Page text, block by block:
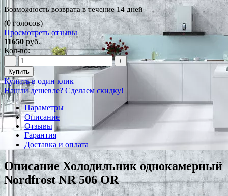
Возможность возврата в течение 14 дней
(0 голосов)
Просмотреть отзывы
11650руб.
Кол-во:
−
+
Купить
Купить в один клик
Нашли дешевле? Сделаем скидку!
Параметры
Описание
Отзывы
Гарантия
Доставка и оплата
Описание Холодильник однокамерный
Nordfrost NR 506 OR